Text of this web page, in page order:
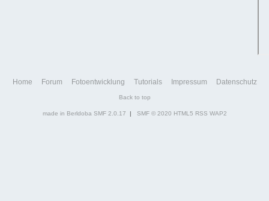
Home Forum Fotoentwicklung Tutorials Impressum Datenschutz
Back to top
made in Berldoba SMF 2.0.17 | SMF © 2020 HTML5 RSS WAP2